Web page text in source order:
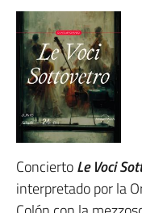
ConciertoLe Voci
interpretado por la